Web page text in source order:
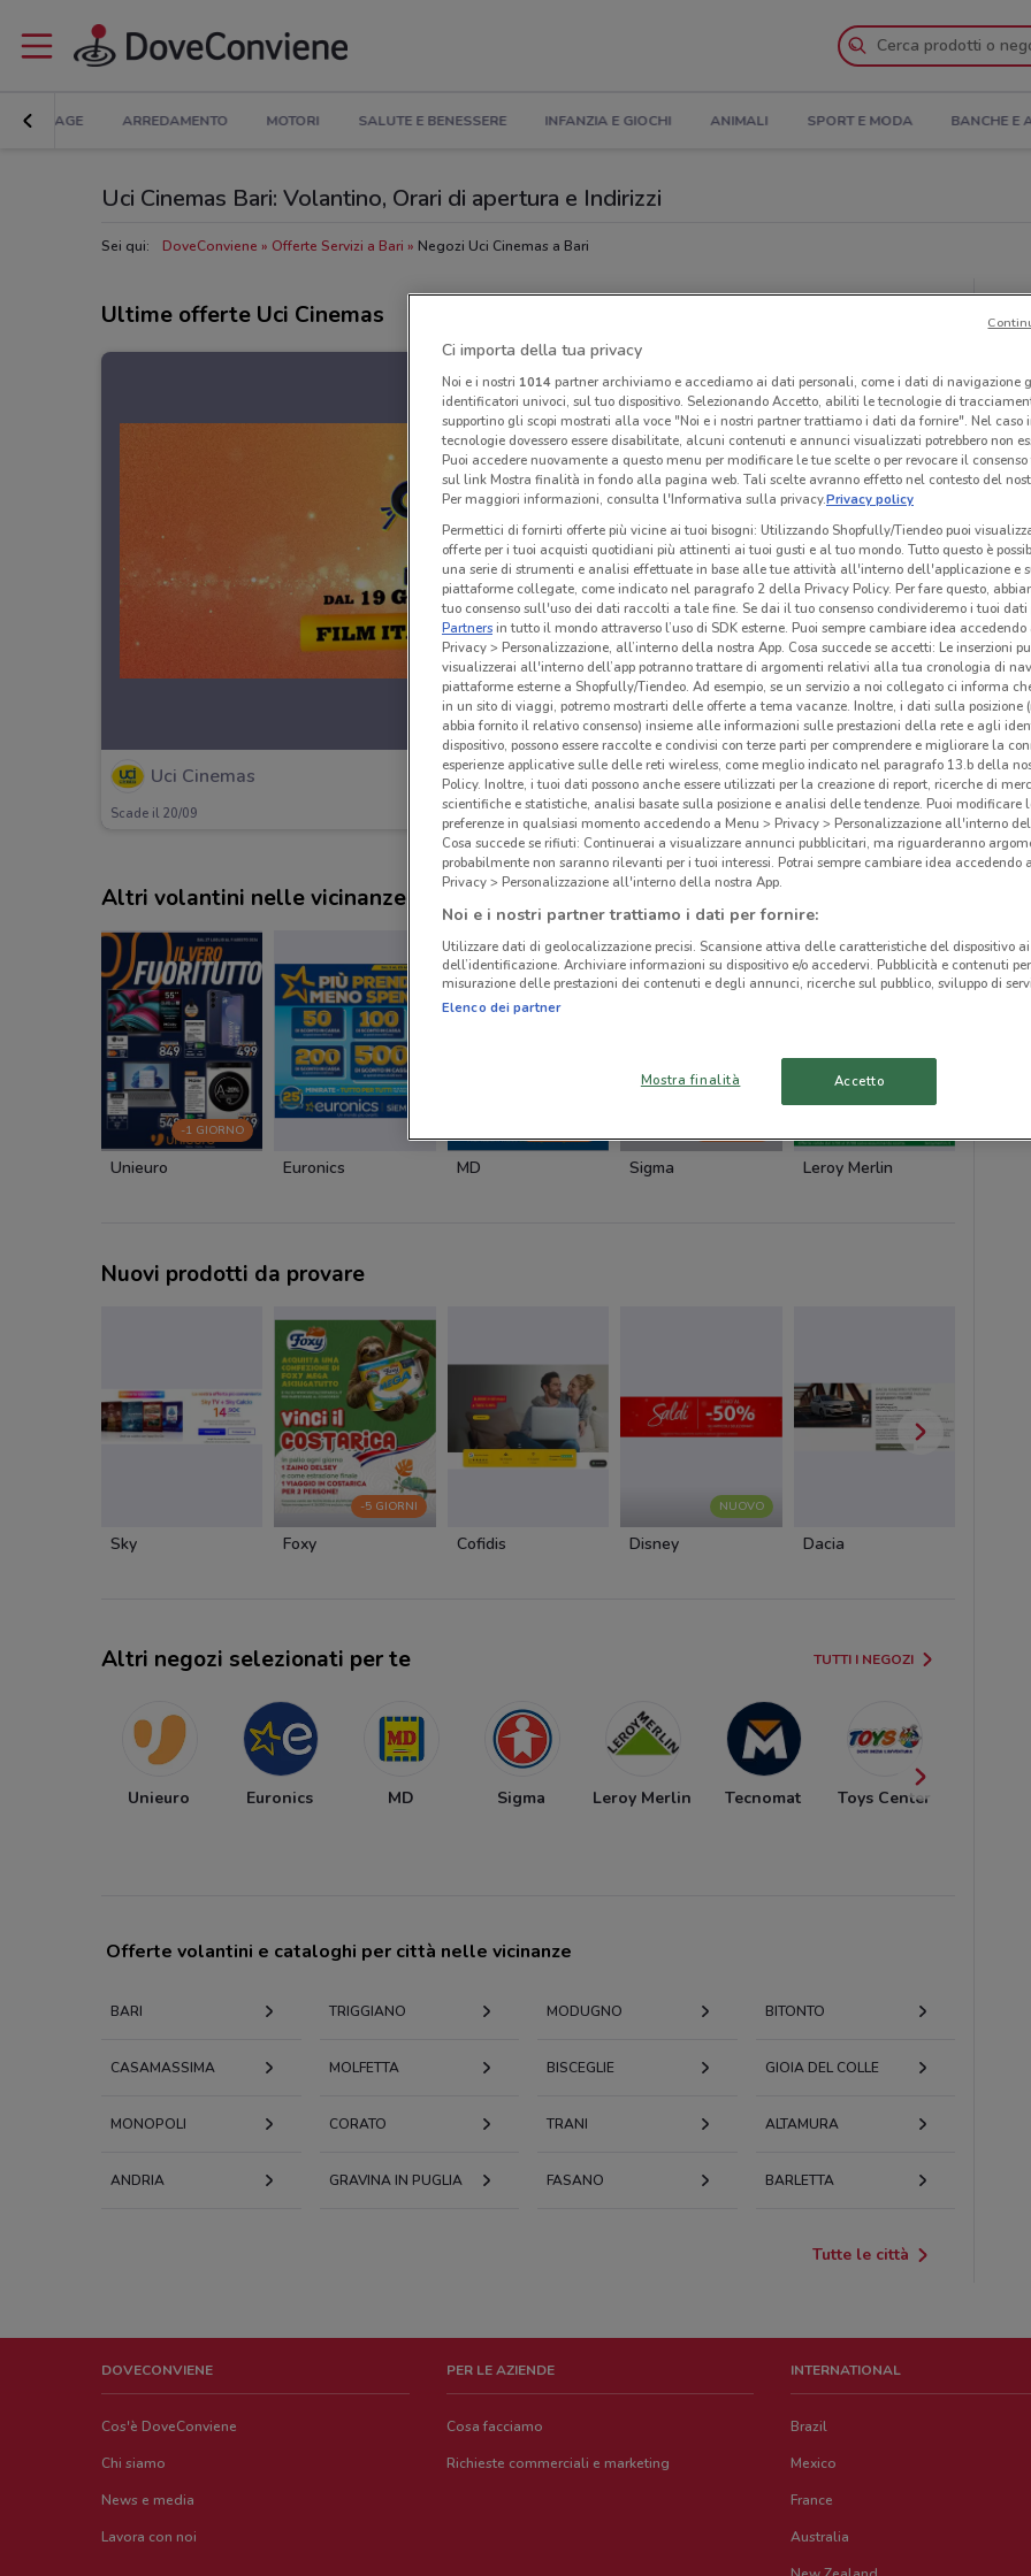
BRICOLAGE ARREDAMENTO MOTORI SALUTE E BENESSERE INFANZIA E GIOCHI ANIMALI SPORT E MODA BANCHE E
Uci Cinemas Bari: Volantino, Orari di apertura e Indirizzi
Sei qui: DoveConviene Offerte Servizi a Bari Negozi Uci Cinemas a Bari
Ultime offerte Uci Cinemas
Uci Cinemas
Scade il 20/09 3.6 km
Altri volantini nelle vicinanze
-1 GIORNO
Unieuro Euronics MD Sigma Leroy Merlin
Nuovi prodotti da provare
Sky
-5 GIORNI
Foxy Cofidis
NUOVO
Disney Dacia
Altri negozi selezionati per te TUTTI I NEGOZI
Unieuro Euronics MD Sigma Leroy Merlin Tecnomat Toys Center
Offerte volantini e cataloghi per città nelle vicinanze
BARI TRIGGIANO MODUGNO BITONTO
CASAMASSIMA MOLFETTA BISCEGLIE GIOIA DEL COLLE
MONOPOLI CORATO TRANI ALTAMURA
ANDRIA GRAVINA IN PUGLIA FASANO BARLETTA
Tutte le città
UCI
DOVECONVIENE
Cos'è DoveConviene
Chi siamo
News e media
Lavora con noi
PER LE AZIENDE
Cosa facciamo
Richieste commerciali e marketing
INTERNATIONAL
Brazil
Mexico
France
Australia
Ci importa della tua privacy
Noi e i nostri 1014partner archiviamo e accediamo ai dati personali, come i dati di navigazione
identificatori univoci, sul tuo dispositivo. Selezionando Accetto, abiliti le tecnologie di
supportino gli scopi mostrati alla voce "Noi e i nostri partner trattiamo i dati da fornire". Nel caso
tecnologie dovessero essere disabilitate, alcuni contenuti e annunci visualizzati potrebbero non
Puoi accedere nuovamente a questo menu per modificare le tue scelte o per revocare il
sul link Mostra finalità in fondo alla pagina web. Tali scelte avranno effetto nel contesto del
Per maggiori informazioni, consulta l'Informativa sulla privacy.Privacy policy
Permettici di fornirti offerte più vicine ai tuoi bisogni: Utilizzando Shopfully/Tiendeo puoi
offerte per i tuoi acquisti quotidiani più attinenti ai tuoi gusti e al tuo mondo. Tutto questo è
una serie di strumenti e analisi effettuate in base alle tue attività all'interno dell'applicazione e
piattaforme collegate, come indicato nel paragrafo 2 della Privacy Policy. Per fare questo,
tuo consenso sull'uso dei dati raccolti a tale fine. Se dai il tuo consenso condivideremo i tuoi dati
Partnersin tutto il mondo attraverso l’uso di SDK esterne. Puoi sempre cambiare idea accedendo
Privacy > Personalizzazione, all’interno della nostra App. Cosa succede se accetti: Le inserzioni
visualizzerai all'interno dell’app potranno trattare di argomenti relativi alla tua cronologia di
piattaforme esterne a Shopfully/Tiendeo. Ad esempio, se un servizio a noi collegato ci informa
in un sito di viaggi, potremo mostrarti delle offerte a tema vacanze. Inoltre, i dati sulla posizione
abbia fornito il relativo consenso) insieme alle informazioni sulle prestazioni della rete e agli
dispositivo, possono essere raccolte e condivisi con terze parti per comprendere e migliorare la
esperienze applicative sulle delle reti wireless, come meglio indicato nel paragrafo 13.b della
Policy. Inoltre, i tuoi dati possono anche essere utilizzati per la creazione di report, ricerche di
scientifiche e statistiche, analisi basate sulla posizione e analisi delle tendenze. Puoi modificare
preferenze in qualsiasi momento accedendo a Menu > Privacy > Personalizzazione all'interno
Cosa succede se rifiuti: Continuerai a visualizzare annunci pubblicitari, ma riguarderanno
probabilmente non saranno rilevanti per i tuoi interessi. Potrai sempre cambiare idea accedendo
Privacy > Personalizzazione all'interno della nostra App.
Noi e i nostri partner trattiamo i dati per fornire:
Utilizzare dati di geolocalizzazione precisi. Scansione attiva delle caratteristiche del dispositivo
dell’identificazione. Archiviare informazioni su dispositivo e/o accedervi. Pubblicità e contenuti
misurazione delle prestazioni dei contenuti e degli annunci, ricerche sul pubblico, sviluppo di
Elenco dei partner
Mostra finalità Accetto